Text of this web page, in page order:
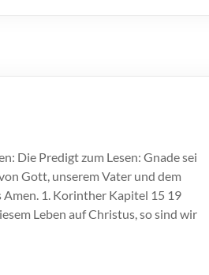
Die Predigt zum Lesen: Gnade sei
Gott, unserem Vater und dem
Amen. 1. Korinther Kapitel 15 19
Leben auf Christus, so sind wir